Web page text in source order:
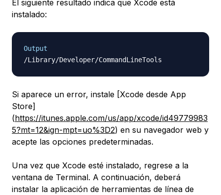
El siguiente resultado indica que Xcode está
instalado:
Output
Si aparece un error, instale [Xcode desde App
Store]
(https://itunes.apple.com/us/app/xcode/id49779983
5?mt=12&ign-mpt=uo%3D2) en su navegador web y
acepte las opciones predeterminadas.
Una vez que Xcode esté instalado, regrese a la
ventana de Terminal. A continuación, deberá
instalar la aplicación de herramientas de línea de